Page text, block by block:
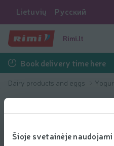
Šioje svetainėje
Lietuvių Русский
Rimi.lt
Book delivery time here
Dairy products and eggs